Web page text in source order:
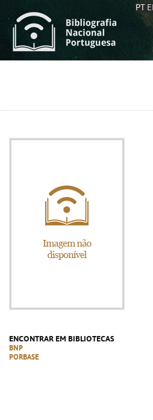
PT
ENCONTRAR EM BIBLIOTECAS
BNP
PORBASE